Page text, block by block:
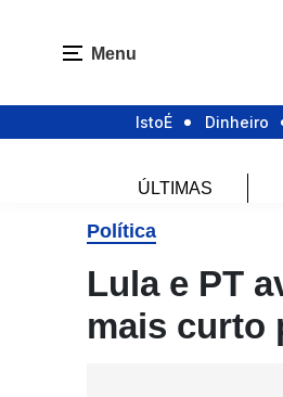
Menu
IstoÉ Dinheiro
ÚLTIMAS
Política
Lula e PT
mais curto